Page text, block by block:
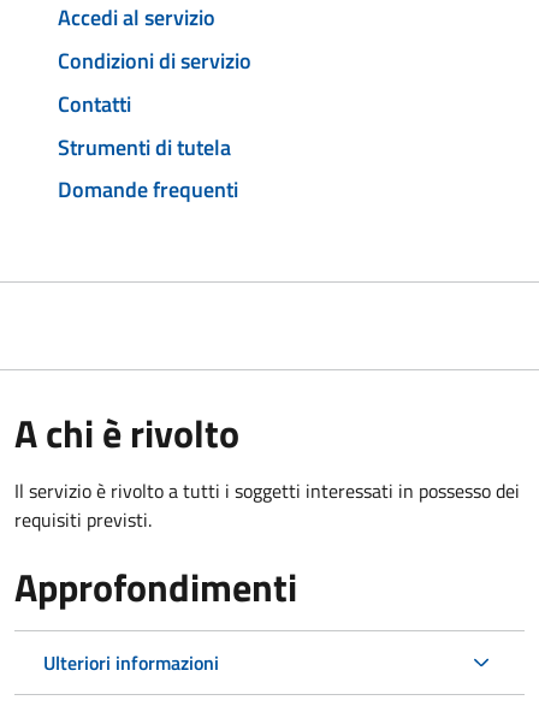
Accedi al servizio
Condizioni di servizio
Contatti
Strumenti di tutela
Domande frequenti
A chi è rivolto
Il servizio è rivolto a tutti i soggetti interessati in possesso dei
requisiti previsti.
Approfondimenti
Ulteriori informazioni